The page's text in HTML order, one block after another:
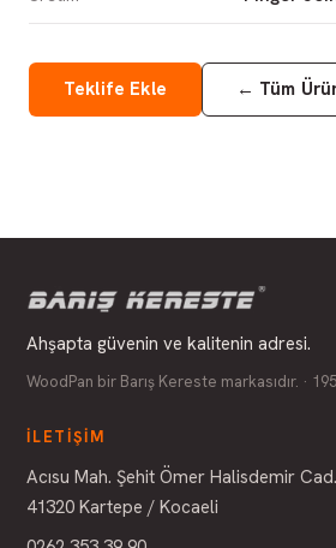
Teklife Ekle ← Tüm
Ahşapta güvenin ve kalitenin adresi.
WoodPan bir Barış Kereste markasıdır. ·
İLETIŞIM
Acısu Mah. Şehit Ömer Halisdemir
41320 Kartepe / Kocaeli